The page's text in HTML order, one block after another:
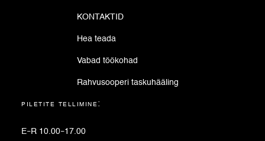
KONTAKTID
Hea teada
Vabad töökohad
Rahvusooperi taskuhääling
piletite tellimine:
E–R 10.00–17.00